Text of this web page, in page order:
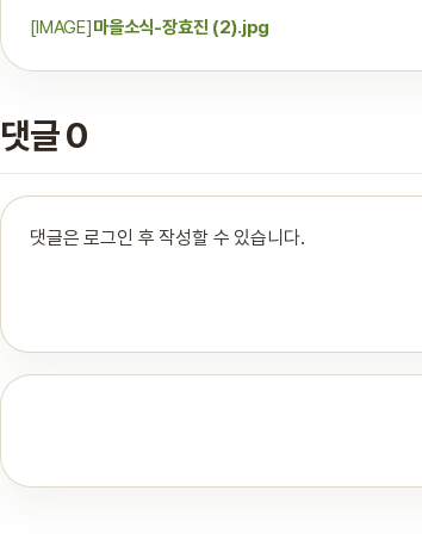
[IMAGE] 마을소식-장효진 (2).jpg
댓글 0
댓글은 로그인 후 작성할 수 있습니다.